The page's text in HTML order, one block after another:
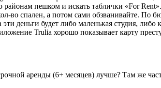
пешком и искать таблички «For
во спален, а потом сами обзванивайте. По
деньги будет либо маленькая студия,
Trulia хорошо показывает карту
аренды (6+ месяцев) лучше? Там же